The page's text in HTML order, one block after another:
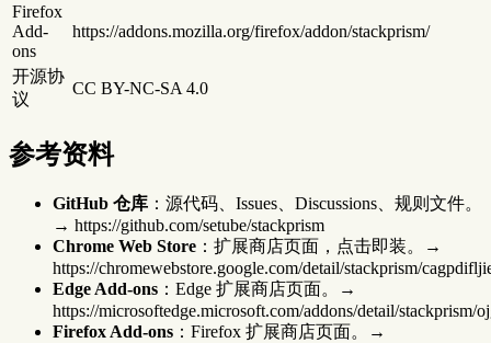
Firefox
Add-
ons
https://addons.mozilla.org/firefox/addon/stackprism/
开源协
议
CC BY-NC-SA 4.0
参考资料
GitHub 仓库 ：源代码、Issues、Discussions、规则文件。
→ https://github.com/setube/stackprism
Chrome Web Store ：扩展商店页面，点击即装。→
https://chromewebstore.google.com/detail/stackprism/
Edge Add-ons ：Edge 扩展商店页面。→
https://microsoftedge.microsoft.com/addons/detail/stackprism/
Firefox Add-ons ：Firefox 扩展商店页面。→